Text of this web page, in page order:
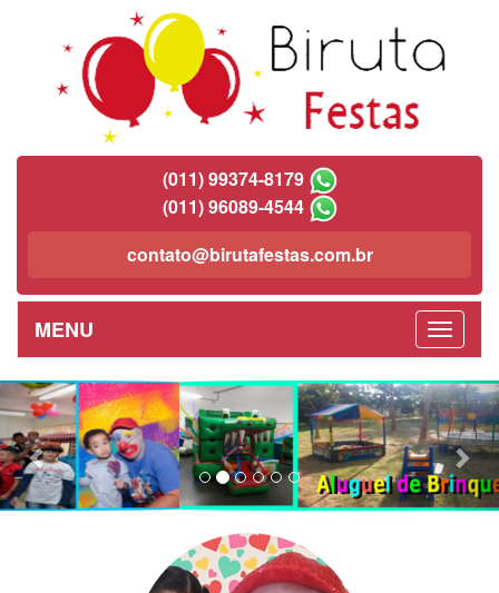
(011) 99374-8179
(011) 96089-4544
contato@birutafestas.com.br
MENU
Previous